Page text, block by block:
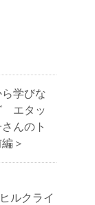
ら学びな
エタッ
んのト
＞
ルクライ